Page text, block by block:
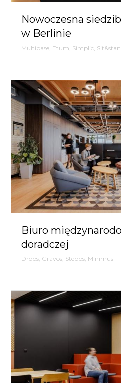
Nowoczesna siedziba
w Berlinie
Multibase, Etum, Simplic, Sit&stand
Biuro
doradczej
Drops, Gravos, Stepps, Minimus